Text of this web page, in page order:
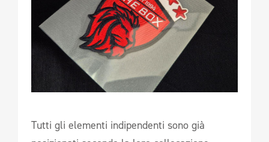
Tutti gli elementi indipendenti sono già